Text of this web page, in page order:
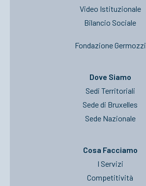
Video Istituzionale
Bilancio Sociale
Fondazione Germozzi
Dove Siamo
Sedi Territoriali
Sede di Bruxelles
Sede Nazionale
Cosa Facciamo
I Servizi
Competitività